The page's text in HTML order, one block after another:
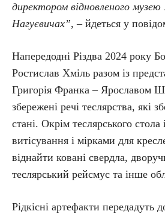
директором відновленого
Нагуєвичах”, – йдеться у
Напередодні Різдва 2024 року
Ростислав Хміль разом із
Григорія Франка – Ярославом
збережені речі теслярства, які
стані. Окрім теслярського
витісування і мірками для
віднайти ковані свердла,
теслярський рейсмус та інше
Рідкісні артефакти передадуть